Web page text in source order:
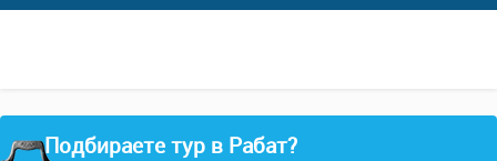
Подбираете тур в Рабат?